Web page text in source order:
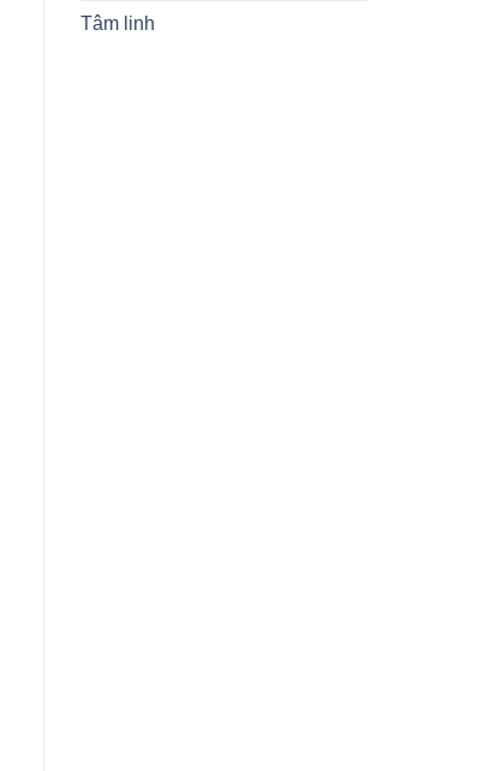
Tâm linh